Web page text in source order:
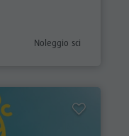
aria.poi_category_prefix
Noleggio sci